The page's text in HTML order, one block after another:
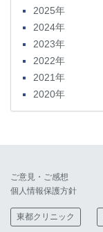
2025年
2024年
2023年
2022年
2021年
2020年
ご意見・ご感想
個人情報保護方針
東都クリニック